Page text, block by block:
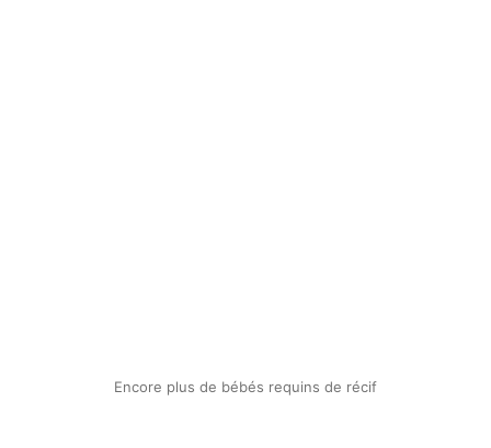
Encore plus de bébés requins de récif